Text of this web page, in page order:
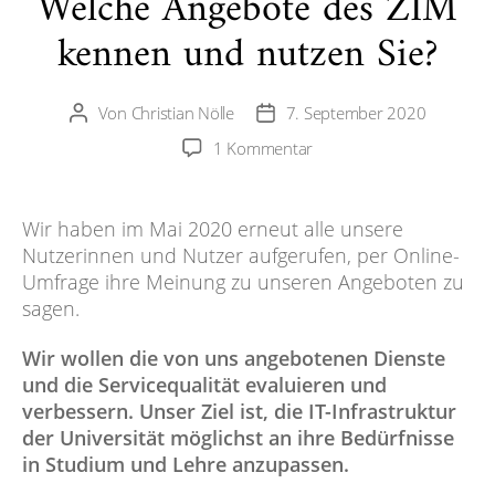
kennen und nutzen Sie?
Beitragsautor
Von Christian Nölle Veröffentlichungsdatum
7. September 2020
1 Kommentarzu
Nutzerbefragung
2020:
Welche
Angebote
kennen
und
nutzen
Sie?
Wir haben im Mai 2020 erneut alle unsere
Nutzerinnen und Nutzer aufgerufen, per Online-
Umfrage ihre Meinung zu unseren Angeboten zu
sagen.
Wir wollen die von uns angebotenen Dienste
und die Servicequalität evaluieren und
verbessern. Unser Ziel ist, die IT-Infrastruktur
der Universität möglichst an ihre Bedürfnisse
in Studium und Lehre anzupassen.